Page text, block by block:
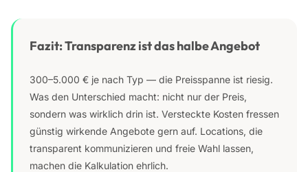
Fazit: Transparenz ist das halbe Angebot
300–5.000 € je nach Typ — die Preisspanne ist riesig.
Was den Unterschied macht: nicht nur der Preis,
sondern was wirklich drin ist. Versteckte Kosten fressen
günstig wirkende Angebote gern auf. Locations, die
transparent kommunizieren und freie Wahl lassen,
machen die Kalkulation ehrlich.